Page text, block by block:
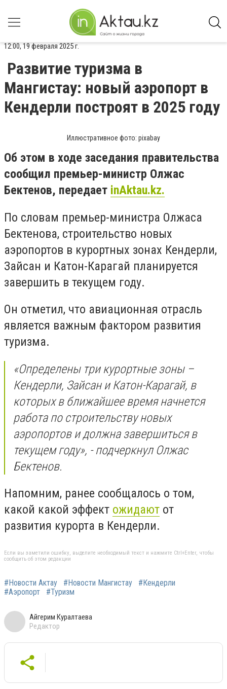
12:00, 19 февраля 2025 г.
Развитие туризма в
Мангистау: новый аэропорт в
Кендерли построят в 2025 году
Иллюстративное фото: pixabay
Об этом в ходе заседания правительства
сообщил премьер-министр Олжас
Бектенов, передает inAktau.kz.
По словам премьер-министра Олжаса
Бектенова, строительство новых
аэропортов в курортных зонах Кендерли,
Зайсан и Катон-Карагай планируется
завершить в текущем году.
Он отметил, что авиационная отрасль
является важным фактором развития
туризма.
«Определены три курортные зоны –
Кендерли, Зайсан и Катон-Карагай, в
которых в ближайшее время начнется
работа по строительству новых
аэропортов и должна завершиться в
текущем году», - подчеркнул Олжас
Бектенов.
Напомним, ранее сообщалось о том,
какой какой эффект ожидают от
развития курорта в Кендерли.
Если вы заметили ошибку, выделите необходимый текст и нажмите Ctrl+Enter, чтобы
сообщить об этом редакции
#Новости Актау #Новости Мангистау
#Кендерли
#Аэропорт
#Туризм
Айгерим Куралтаева
Редактор